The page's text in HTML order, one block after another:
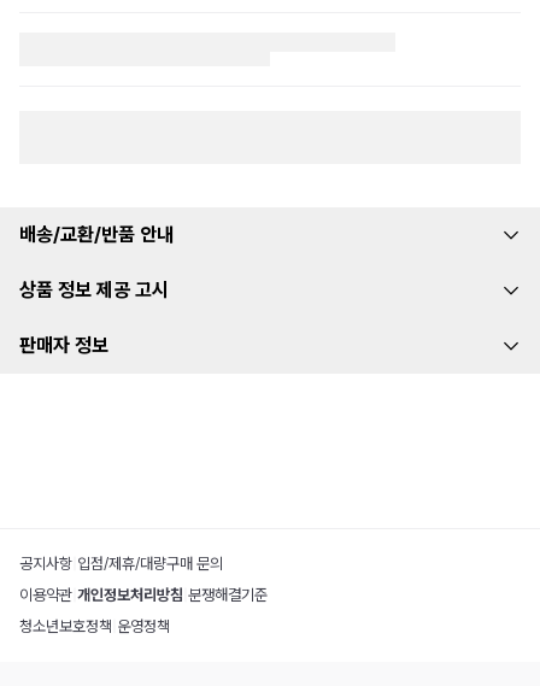
배송/교환/반품 안내
상품 정보 제공 고시
판매자 정보
공지사항 입점/제휴/대량구매 문의
이용약관 개인정보처리방침 분쟁해결기준
청소년보호정책 운영정책